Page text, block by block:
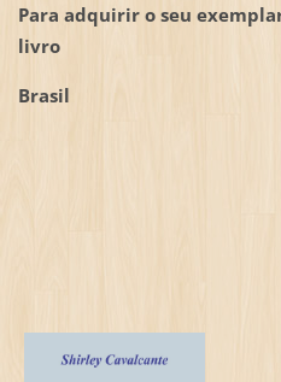
Para adquirir o seu
livro
Brasil